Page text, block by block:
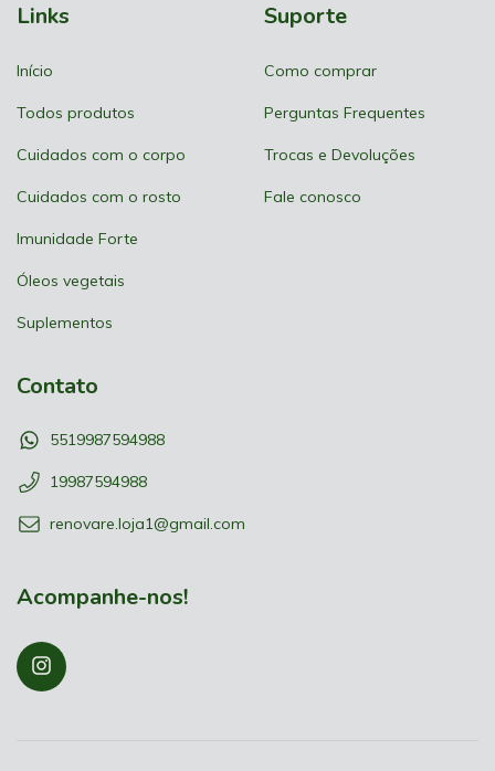
Links
Início
Todos produtos
Cuidados com o corpo
Cuidados com o rosto
Imunidade Forte
Óleos vegetais
Suplementos
Suporte
Como comprar
Perguntas Frequentes
Trocas e Devoluções
Fale conosco
Contato
5519987594988
19987594988
renovare.loja1@gmail.com
Acompanhe-nos!